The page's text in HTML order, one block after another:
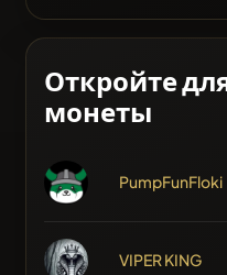
Откройте
монеты
PumpFunFloki
VIPER KING